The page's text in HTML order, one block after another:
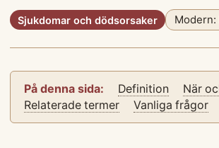
Sjukdomar och dödsorsaker
På denna sida: Definition När
Relaterade termer
Vanliga frågor